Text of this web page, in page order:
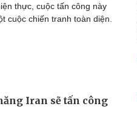
thực, cuộc tấn công này
cuộc chiến tranh toàn diện.
Iran sẽ tấn công